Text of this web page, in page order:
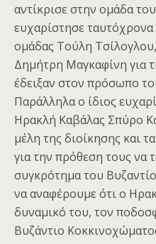
αντίκρισε στην ομάδα
ευχαρίστησε
ομάδας Τούλη
Δημήτρη Μαγκαφίνη για
έδειξαν στον πρόσωπο
Παράλληλα ο ίδιος
Ηρακλή Καβάλας Σπύρο
μέλη της διοίκησης και
για την πρόθεση τους
συγκρότημα του
να αναφέρουμε ότι ο
δυναμικό του, τον
Βυζάντιο